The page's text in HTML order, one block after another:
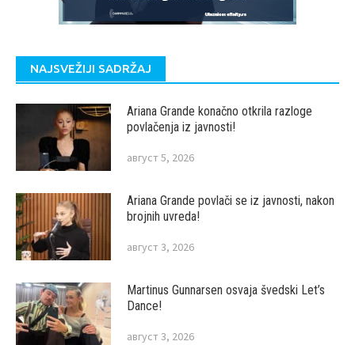
NAJSVEŽIJI SADRŽAJ
Ariana Grande konačno otkrila razloge
povlačenja iz javnosti!
август 5, 2026
Ariana Grande povlači se iz javnosti, nakon
brojnih uvreda!
август 3, 2026
Martinus Gunnarsen osvaja švedski Let’s
Dance!
август 3, 2026